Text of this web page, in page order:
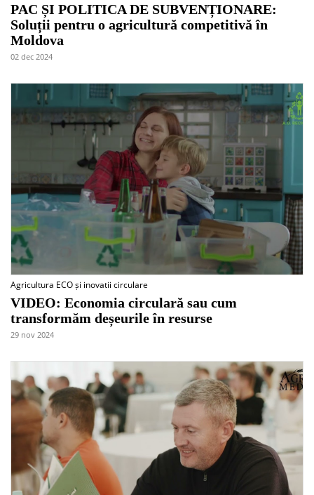
PAC ȘI POLITICA DE SUBVENȚIONARE:
Soluții pentru o agricultură competitivă în
Moldova
02 dec 2024
Agricultura ECO și inovatii circulare
VIDEO: Economia circulară sau cum
transformăm deșeurile în resurse
29 nov 2024